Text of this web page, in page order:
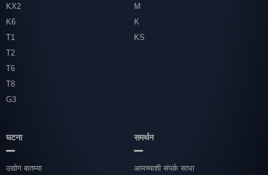
KX2
K6
T1
T2
T6
T8
G3
M
K
KS
घटना
उद्योग बातम्या
समर्थन
आमच्याशी संपर्क साधा